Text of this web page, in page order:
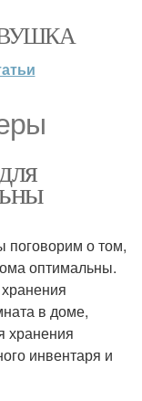
поговорим о том,
оптимальны.
в доме,
хранения
инвентаря и